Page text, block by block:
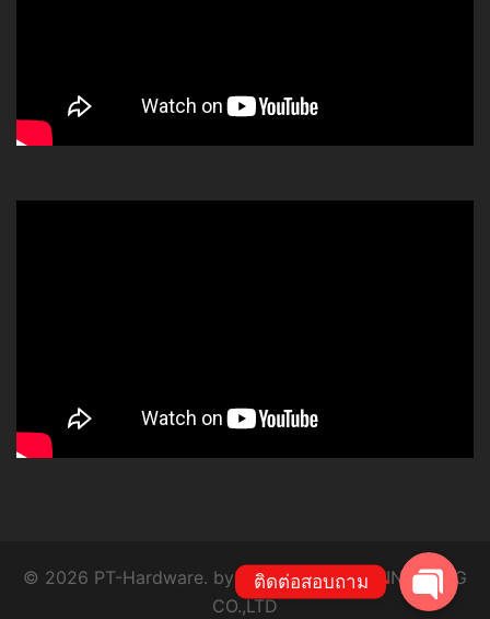
© 2026 PT-Hardware. by P.T. SYSTEM ENGINEERING
CO.,LTD
ติดต่อสอบถาม